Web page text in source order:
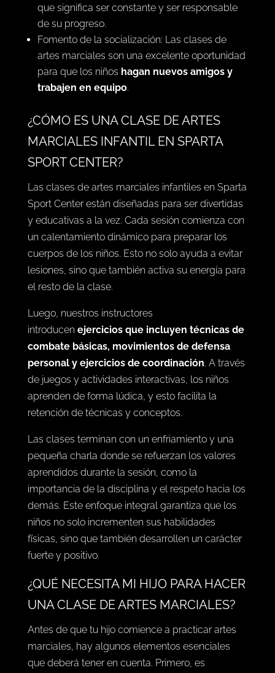
que significa ser constante y ser responsable
de su progreso.
Fomento de la socialización: Las clases de
artes marciales son una excelente oportunidad
para que los niños hagan nuevos amigos y
trabajen en equipo.
¿CÓMO ES UNA CLASE DE ARTES
MARCIALES INFANTIL EN SPARTA
SPORT CENTER?
Las clases de artes marciales infantiles en Sparta
Sport Center están diseñadas para ser divertidas
y educativas a la vez. Cada sesión comienza con
un calentamiento dinámico para preparar los
cuerpos de los niños. Esto no solo ayuda a evitar
lesiones, sino que también activa su energía para
el resto de la clase.
Luego, nuestros instructores
introducen ejercicios que incluyen técnicas de
combate básicas, movimientos de defensa
personal y ejercicios de coordinación. A través
de juegos y actividades interactivas, los niños
aprenden de forma lúdica, y esto facilita la
retención de técnicas y conceptos.
Las clases terminan con un enfriamiento y una
pequeña charla donde se refuerzan los valores
aprendidos durante la sesión, como la
importancia de la disciplina y el respeto hacia los
demás. Este enfoque integral garantiza que los
niños no solo incrementen sus habilidades
físicas, sino que también desarrollen un carácter
fuerte y positivo.
¿QUÉ NECESITA MI HIJO PARA HACER
UNA CLASE DE ARTES MARCIALES?
Antes de que tu hijo comience a practicar artes
marciales, hay algunos elementos esenciales
que deberá tener en cuenta. Primero, es